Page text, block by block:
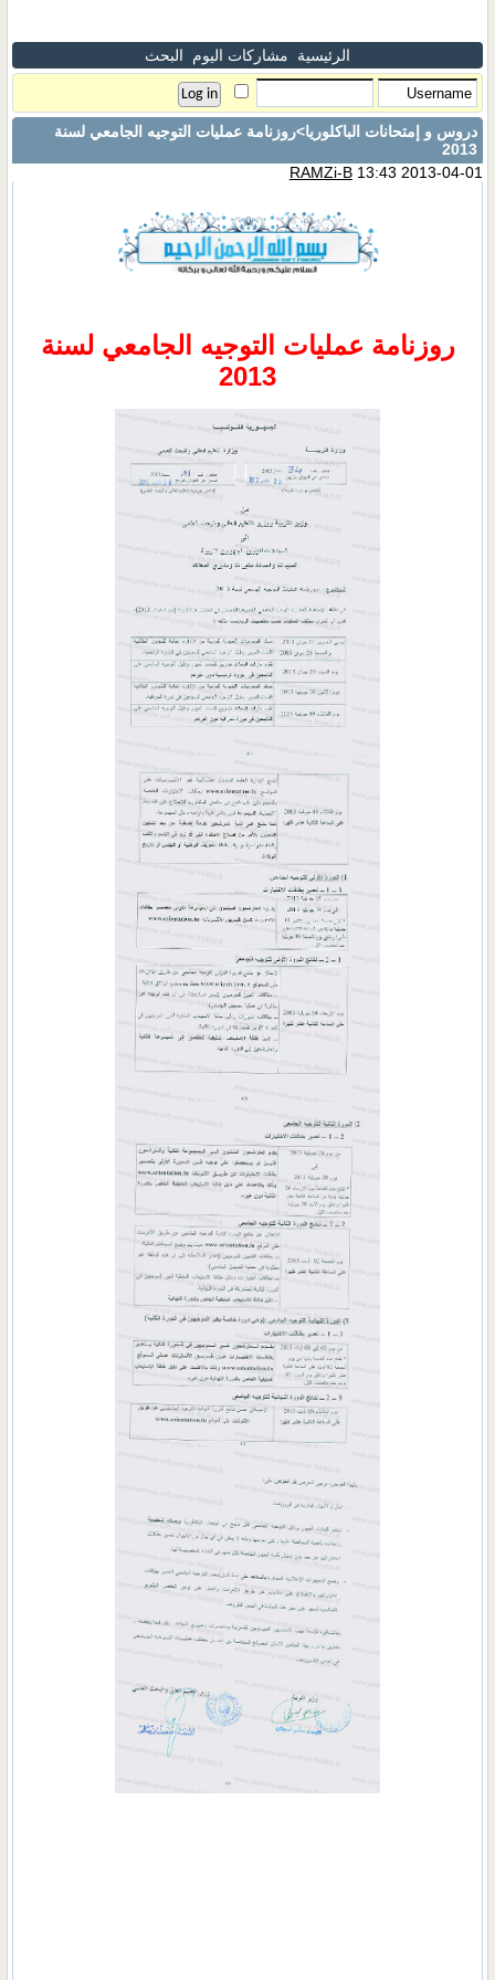
الرئيسية مشاركات اليوم البحث
دروس و إمتحانات الباكلوريا>روزنامة عمليات التوجيه الجامعي لسنة
2013
RAMZi-B13:43 2013-04-01
روزنامة عمليات التوجيه الجامعي لسنة
2013